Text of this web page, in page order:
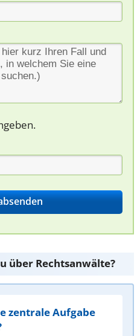
über Rechtsanwälte?
zentrale Aufgabe